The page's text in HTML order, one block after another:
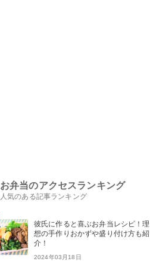
お弁当のアクセスランキング
人気のある記事ランキング
彼氏に作ると喜ぶお弁当レシピ！理
想の手作りおかずや盛り付け方も紹
介！
2024年03月18日